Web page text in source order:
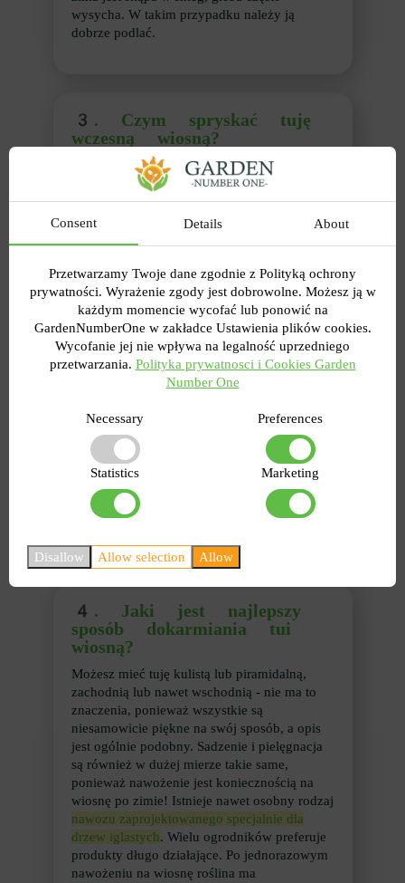
wysycha. W takim przypadku należy ją
dobrze podlać.
3. Czym spryskać tuję
wczesną wiosną?
To pytanie wynika z poprzedniej odpowiedzi.
Tuja jest często atakowana przez fuzarium,
rdzę i inne choroby. Ważne jest, aby
zrozumieć, że leczenie jest zawsze trudniejsze
czym spryskać tuję wczesną wiosną: aby
zapobiec grzybom i rozwojowi różnych
infekcji, a także zmniejszyć objawy, użyj
fungicydów.
Alternatywą są inne płyny. Są bardzo
popularne wśród ogrodników ze względu na
Lub roztwór siarczanu miedzi o stężeniu nieco
ponad 1%. Jeśli weźmiesz 10-litrowe wiadro,
potrzebujesz 100 gramów produktu. Nie
więcej, w przeciwnym razie można spalić igły.
Trzeba walczyć z przędziorkami. Robi się to
później, gdy temperatura wzrasta i budzą się
4. Jaki jest najlepszy
sposób dokarmiania tui
wiosną?
Możesz mieć tuję kulistą lub piramidalną,
zachodnią lub nawet wschodnią - nie ma to
znaczenia, ponieważ wszystkie są
niesamowicie piękne na swój sposób, a opis
jest ogólnie podobny. Sadzenie i pielęgnacja
są również w dużej mierze takie same,
ponieważ nawożenie jest koniecznością na
wiosnę po zimie! Istnieje nawet osobny rodzaj
nawozu zaprojektowanego specjalnie dla
drzew iglastych. Wielu ogrodników preferuje
produkty długo działające. Po jednorazowym
nawożeniu na wiosnę roślina ma
Consent Details About
Przetwarzamy Twoje dane zgodnie z Polityką ochrony
prywatności. Wyrażenie zgody jest dobrowolne. Możesz ją w
każdym momencie wycofać lub ponowić na
GardenNumberOne w zakładce Ustawienia plików cookies.
Wycofanie jej nie wpływa na legalność uprzedniego
przetwarzania. Polityka prywatnosci i Cookies Garden
Number One
Necessary Preferences
Statistics Marketing
Disallow Allow selection Allow